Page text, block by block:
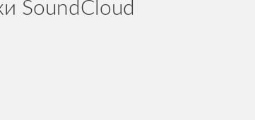
SoundCloud